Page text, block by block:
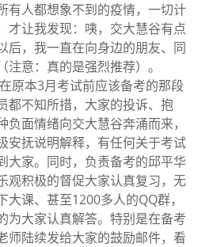
有人都想象不到的疫情，一切计
才让我发现：咦，交大慧谷有点
后，我一直在向身边的朋友、同
意：真的是强烈推荐）。
原本3月考试前应该备考的那段
都不知所措，大家的投诉、抱
面情绪向交大慧谷奔涌而来，
安抚说明解释，有任何关于考试
大家。同时，负责备考的邱平华
观积极的督促大家认真复习，无
课、甚至1200多人的QQ群，
为大家认真解答。特别是在备考
师陆续发给大家的鼓励邮件，看